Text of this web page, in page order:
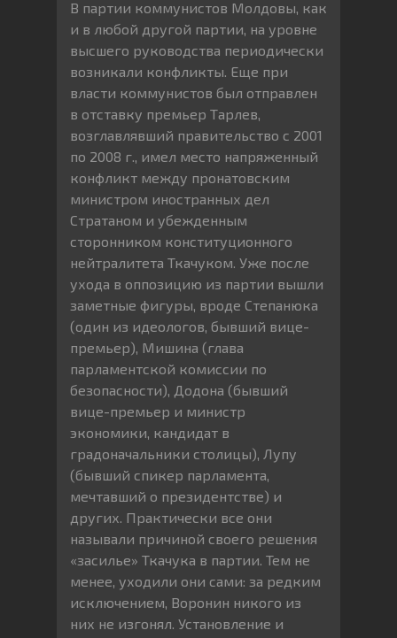
В партии коммунистов Молдовы, как
и в любой другой партии, на уровне
высшего руководства периодически
возникали конфликты. Еще при
власти коммунистов был отправлен
в отставку премьер Тарлев,
возглавлявший правительство с 2001
по 2008 г., имел место напряженный
конфликт между пронатовским
министром иностранных дел
Стратаном и убежденным
сторонником конституционного
нейтралитета Ткачуком. Уже после
ухода в оппозицию из партии вышли
заметные фигуры, вроде Степанюка
(один из идеологов, бывший вице-
премьер), Мишина (глава
парламентской комиссии по
безопасности), Додона (бывший
вице-премьер и министр
экономики, кандидат в
градоначальники столицы), Лупу
(бывший спикер парламента,
мечтавший о президентстве) и
других. Практически все они
называли причиной своего решения
«засилье» Ткачука в партии. Тем не
менее, уходили они сами: за редким
исключением, Воронин никого из
них не изгонял. Установление и